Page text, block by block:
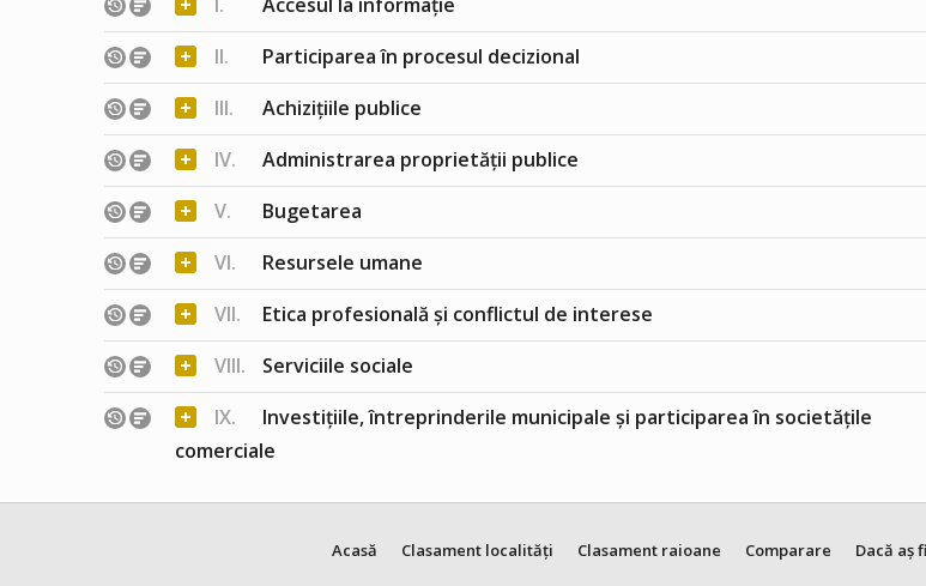
+ II. Participarea în procesul decizional
+ III. Achizițiile publice
+ IV. Administrarea proprietății publice
+ V. Bugetarea
+ VI. Resursele umane
+ VII. Etica profesională și conflictul de interese
+ VIII. Serviciile sociale
+ IX.
Investițiile, întreprinderile municipale și participarea în societățile
comerciale
Acasă Clasament localități Clasament raioane Comparare Dacă aș